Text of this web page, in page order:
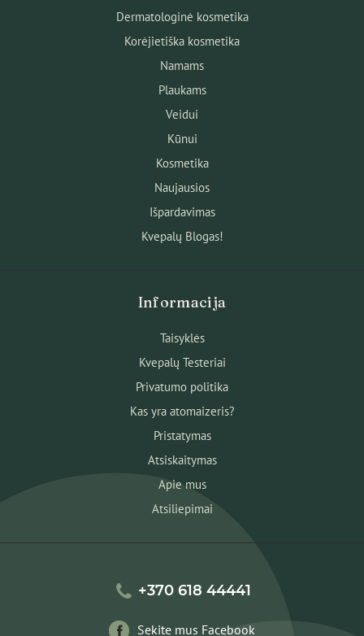
Dermatologinė kosmetika
Korėjietiška kosmetika
Namams
Plaukams
Veidui
Kūnui
Kosmetika
Naujausios
Išpardavimas
Kvepalų Blogas!
Informacija
Taisyklės
Kvepalų Testeriai
Privatumo politika
Kas yra atomaizeris?
Pristatymas
Atsiskaitymas
Apie mus
Atsiliepimai
+370 618 44441
Sekite mus Facebook